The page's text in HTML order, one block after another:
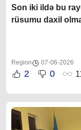
Son iki ildə bu
rüsumu daxil
Region 07-06-2026
2 0